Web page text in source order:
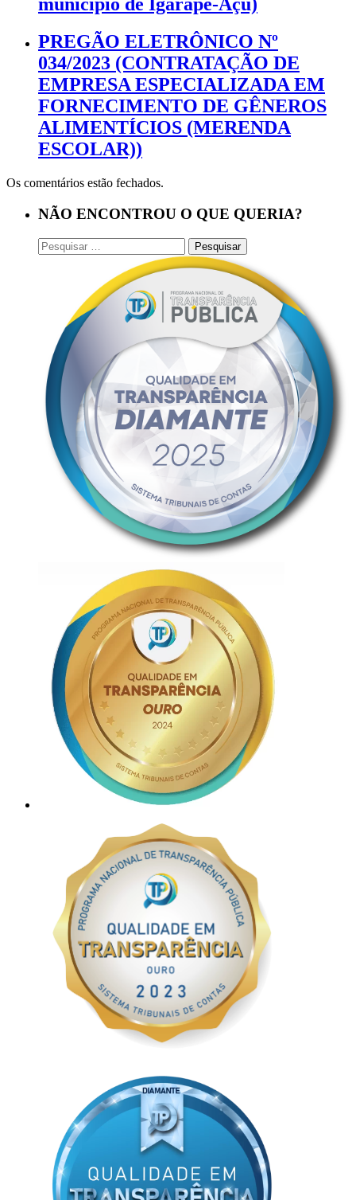
município de Igarapé-Açu)
PREGÃO ELETRÔNICO Nº
034/2023 (CONTRATAÇÃO DE
EMPRESA ESPECIALIZADA EM
FORNECIMENTO DE GÊNEROS
ALIMENTÍCIOS (MERENDA
ESCOLAR))
Os comentários estão fechados.
NÃO ENCONTROU O QUE QUERIA?
Pesquisar
por: